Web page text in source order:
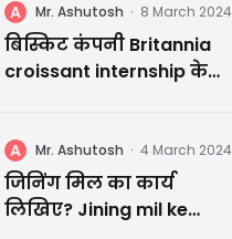
A Mr. Ashutosh · 8 March 2024
बिस्किट कंपनी Britannia
croissant internship के
जाए
A Mr. Ashutosh · 4 March 2024
जिनिंग मिल का कार्य
लिखिए? Jining mil ke